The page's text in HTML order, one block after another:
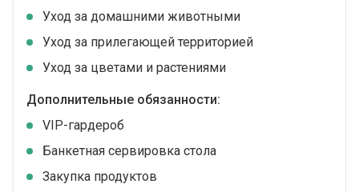
Уход за домашними животными
Уход за прилегающей территорией
Уход за цветами и растениями
Дополнительные обязанности:
VIP-гардероб
Банкетная сервировка стола
Закупка продуктов